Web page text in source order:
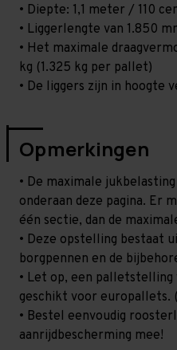
• Diepte: 1,1 meter / 110
• Liggerlengte van 1.850
• Het maximale
kg (1.325 kg per pallet)
• De liggers zijn in hoogte
Opmerkingen
• De maximale
onderaan deze pagina. Er
één sectie, dan de
• Deze opstelling bestaat
borgpennen en de
• Let op, een palletstelling
geschikt voor europallets.
• Bestel eenvoudig
aanrijdbescherming mee!